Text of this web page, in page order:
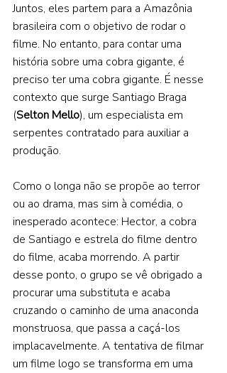
Juntos, eles partem para a Amazônia
brasileira com o objetivo de rodar o
filme. No entanto, para contar uma
história sobre uma cobra gigante, é
preciso ter uma cobra gigante. É nesse
contexto que surge Santiago Braga
(Selton Mello), um especialista em
serpentes contratado para auxiliar a
produção.
Como o longa não se propõe ao terror
ou ao drama, mas sim à comédia, o
inesperado acontece: Hector, a cobra
de Santiago e estrela do filme dentro
do filme, acaba morrendo. A partir
desse ponto, o grupo se vê obrigado a
procurar uma substituta e acaba
cruzando o caminho de uma anaconda
monstruosa, que passa a caçá-los
implacavelmente. A tentativa de filmar
um filme logo se transforma em uma